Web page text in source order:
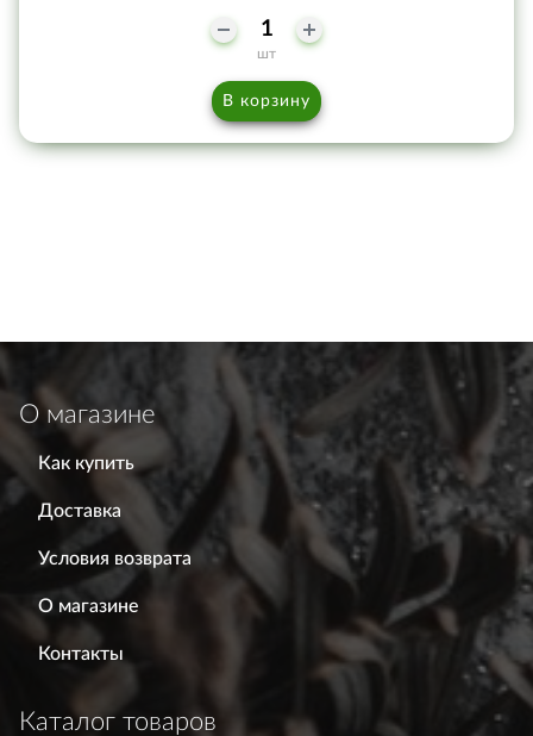
шт
В корзину
О магазине
Как купить
Доставка
Условия возврата
О магазине
Контакты
Каталог товаров